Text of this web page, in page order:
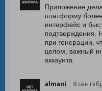
Приложение
платформу
интерфейс и
подтверждения.
при генерации,
целом, важный
аккаунта.
almani 8